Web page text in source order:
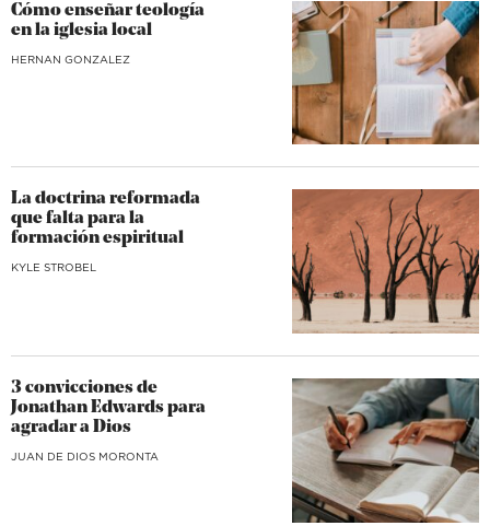
Cómo enseñar teología
en la iglesia local
HERNAN GONZALEZ
La doctrina reformada
que falta para la
formación espiritual
KYLE STROBEL
3 convicciones de
Jonathan Edwards para
agradar a Dios
JUAN DE DIOS MORONTA